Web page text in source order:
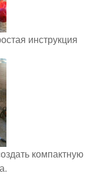
инструкция
компактную